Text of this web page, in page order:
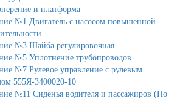
и платформа
№1 Двигатель с насосом повышенной
№3 Шайба регулировочная
№5 Уплотнение трубопроводов
№7 Рулевое управление с рулевым
555Я-3400020-10
№11 Сиденья водителя и пассажиров (По